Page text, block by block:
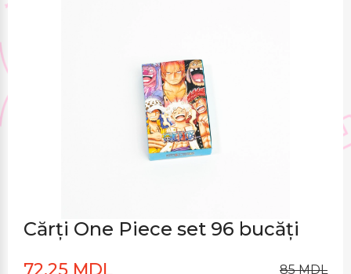
Cărți One Piece set 96 bucăți
72.25 MDL
85 MDL